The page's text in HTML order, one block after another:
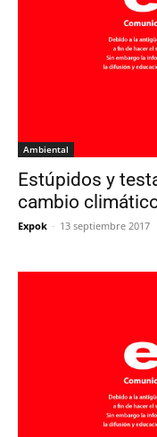
Ambiental
Estúpidos y
cambio
Expok - 13 septiembre 2017